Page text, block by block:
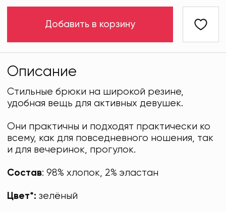
Добавить в корзину
Описание
Стильные брюки на широкой резине,
удобная вещь для активных девушек.
Они практичны и подходят практически ко
всему, как для повседневного ношения, так
и для вечеринок, прогулок.
Состав: 98% хлопок, 2% эластан
Цвет*: зелёный